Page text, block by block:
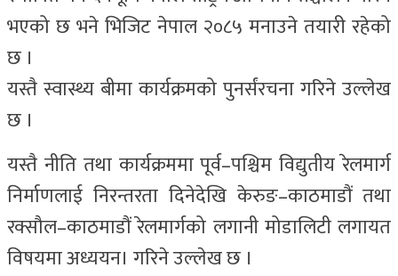
भएको छ भने भिजिट नेपाल २०८५ मनाउने तयारी रहेको
छ ।
यस्तै स्वास्थ्य बीमा कार्यक्रमको पुनर्संरचना गरिने उल्लेख
छ ।
यस्तै नीति तथा कार्यक्रममा पूर्व–पश्चिम विद्युतीय रेलमार्ग
निर्माणलाई निरन्तरता दिनेदेखि केरुङ–काठमाडौं तथा
रक्सौल–काठमाडौं रेलमार्गको लगानी मोडालिटी लगायत
विषयमा अध्ययन। गरिने उल्लेख छ ।